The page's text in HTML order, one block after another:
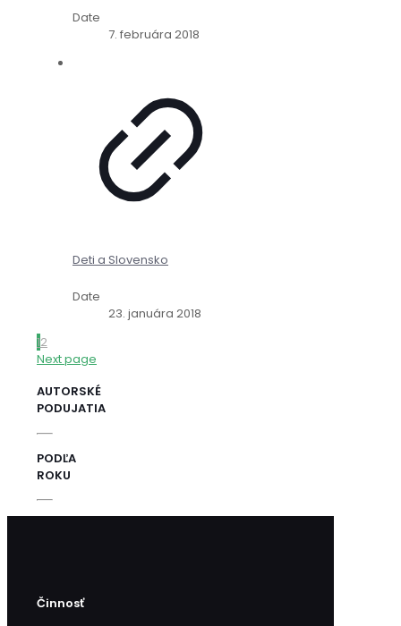
Date
7. februára 2018
Deti a Slovensko
Date
23. januára 2018
12
Next page
AUTORSKÉ
PODUJATIA
PODĽA
ROKU
Činnosť